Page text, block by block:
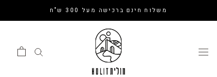
משלוח חינם ברכישה מעל 300 ש"ח